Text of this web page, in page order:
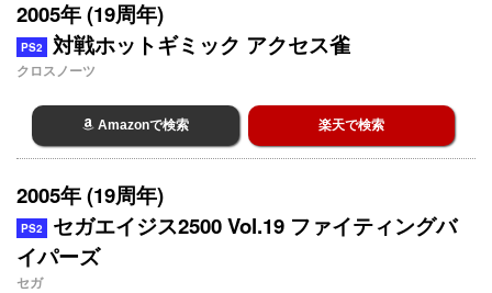
2005年 (19周年)
PS2 対戦ホットギミック アクセス雀
クロスノーツ
Amazonで検索 楽天で検索
2005年 (19周年)
PS2
セガエイジス2500 Vol.19 ファイティングバ
イパーズ
セガ